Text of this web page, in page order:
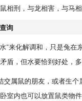
相刑，与龙相害，与马
询
”来化解调和，只是兔
盾，但水要恰到好处，
交属鼠的朋友，或者生
室内也可以放置鼠类物件